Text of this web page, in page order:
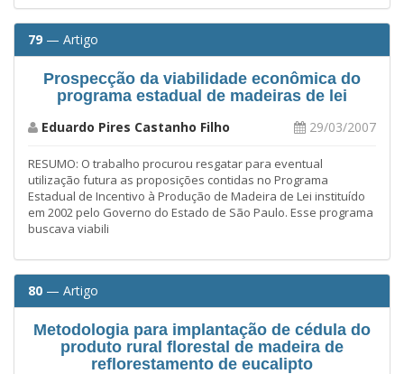
79 — Artigo
Prospecção da viabilidade econômica do
programa estadual de madeiras de lei
Eduardo Pires Castanho Filho 29/03/2007
RESUMO: O trabalho procurou resgatar para eventual
utilização futura as proposições contidas no Programa
Estadual de Incentivo à Produção de Madeira de Lei instituído
em 2002 pelo Governo do Estado de São Paulo. Esse programa
buscava viabili
80 — Artigo
Metodologia para implantação de cédula do
produto rural florestal de madeira de
reflorestamento de eucalipto